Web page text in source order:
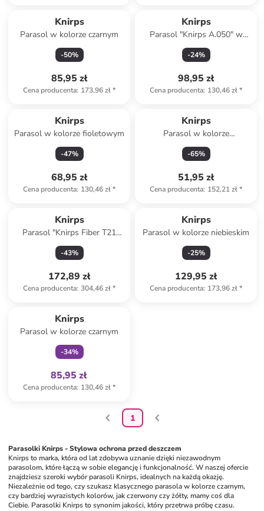
Knirps
Parasol w kolorze czarnym
-50%
85,95 zł
Cena producenta: 173,96 zł*
Knirps
Parasol "Knirps A.050" w
kolorze czarno-białym
-24%
98,95 zł
Cena producenta: 130,46 zł*
Knirps
Parasol w kolorze fioletowym
-47%
68,95 zł
Cena producenta: 130,46 zł*
Knirps
Parasol w kolorze
granatowym
-65%
51,95 zł
Cena producenta: 152,21 zł*
Knirps
Parasol "Knirps Fiber T21
Duomatic" w kolorze
fioletowym
-43%
172,89 zł
Cena producenta: 304,46 zł*
Knirps
Parasol w kolorze niebieskim
-25%
129,95 zł
Cena producenta: 173,96 zł*
Knirps
Parasol w kolorze czarnym
-34%
85,95 zł
Cena producenta: 130,46 zł*
1
Parasolki Knirps - Stylowa ochrona przed deszczem
Knirps to marka, która od lat zdobywa uznanie dzięki niezawodnym
parasolom, które łączą w sobie elegancję i funkcjonalność. W naszej ofercie
znajdziesz szeroki wybór parasoli Knirps, idealnych na każdą okazję.
Niezależnie od tego, czy szukasz klasycznego parasola w kolorze czarnym,
czy bardziej wyrazistych kolorów, jak czerwony czy żółty, mamy coś dla
Ciebie. Parasolki Knirps to synonim jakości, który przetrwa próbę czasu.